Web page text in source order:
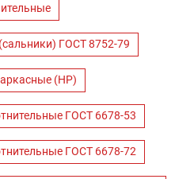
ГОСТ 8752-79
(НР)
ГОСТ 6678-53
ГОСТ 6678-72